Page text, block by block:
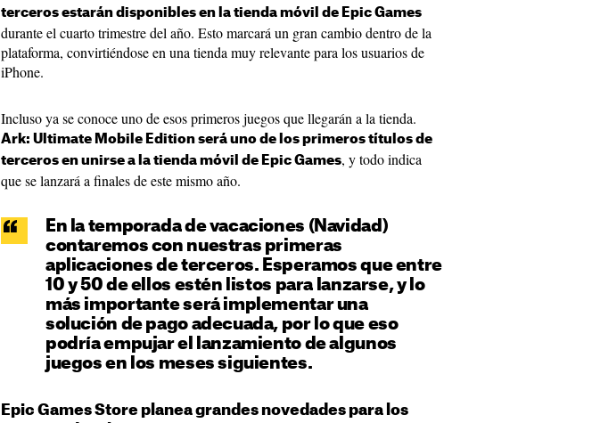
terceros estarán disponibles en la tienda móvil de Epic Games
durante el cuarto trimestre del año. Esto marcará un gran cambio dentro de la
plataforma, convirtiéndose en una tienda muy relevante para los usuarios de
iPhone.
Incluso ya se conoce uno de esos primeros juegos que llegarán a la tienda.
Ark: Ultimate Mobile Edition será uno de los primeros títulos de
terceros en unirse a la tienda móvil de Epic Games, y todo indica
que se lanzará a finales de este mismo año.
En la temporada de vacaciones (Navidad)
contaremos con nuestras primeras
aplicaciones de terceros. Esperamos que entre
10 y 50 de ellos estén listos para lanzarse, y lo
más importante será implementar una
solución de pago adecuada, por lo que eso
podría empujar el lanzamiento de algunos
juegos en los meses siguientes.
Epic Games Store planea grandes novedades para los